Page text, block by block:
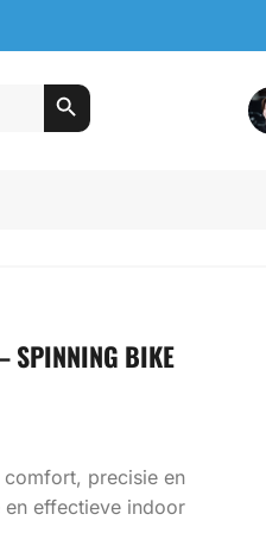
SPINNING BIKE
precisie en
effectieve indoor